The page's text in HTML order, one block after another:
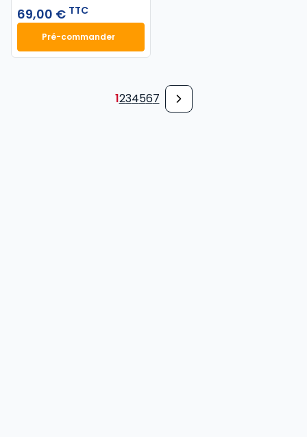
69,00 € TTC
Pré-commanderFinance d'entreprise 2027. 25e éd. à 69,00 € TTC
1234567